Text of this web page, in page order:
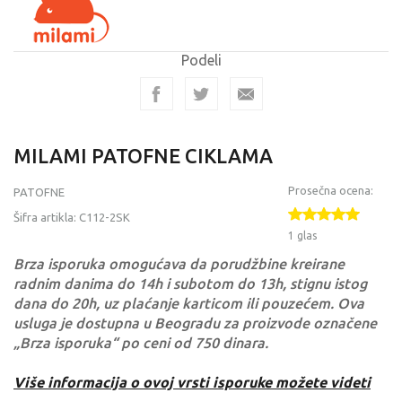
Podeli
MILAMI PATOFNE CIKLAMA
PATOFNE
Šifra artikla: C112-2SK
Prosečna ocena:
1 glas
Brza isporuka omogućava da porudžbine kreirane
radnim danima do 14h i subotom do 13h, stignu istog
dana do 20h, uz plaćanje karticom ili pouzećem. Ova
usluga je dostupna u Beogradu za proizvode označene
„Brza isporuka“ po ceni od 750 dinara.
Više informacija o ovoj vrsti isporuke možete videti